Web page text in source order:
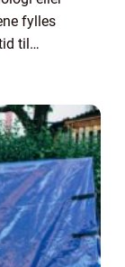
fylles
til